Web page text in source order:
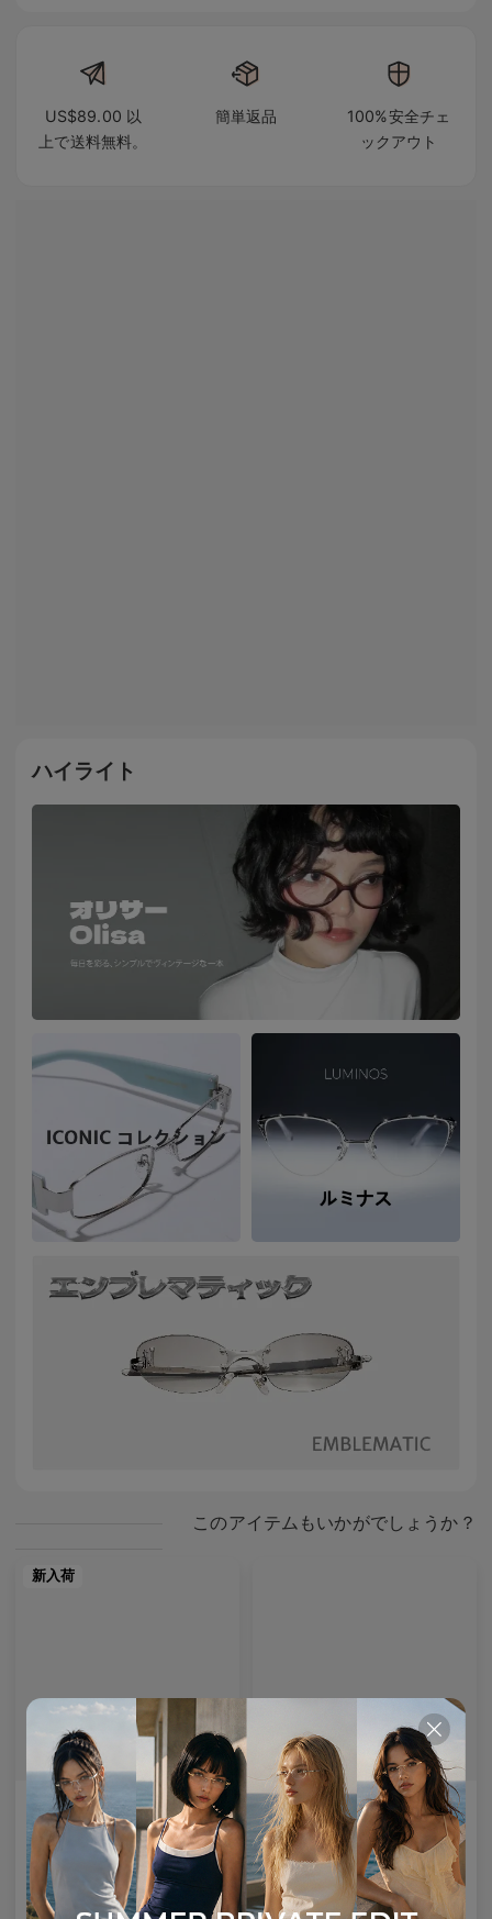
US$89.00 以
上で送料無料。
簡単返品
100%安全チェ
ックアウト
ハイライト
このアイテムもいかがでしょうか？
新入荷
AETHER LINE / T02
プレミアム産業用チタンから作られた建築用の長方形の構造物。
2
Colours available
Enid
視線を定義する大胆なアセテートフレーム。
5 Colours available